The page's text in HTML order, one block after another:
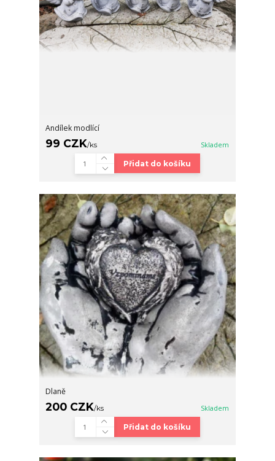
Andílek modlící
99 CZK/ks Skladem
Přidat do košíku
Dlaně
200 CZK/ks Skladem
Přidat do košíku